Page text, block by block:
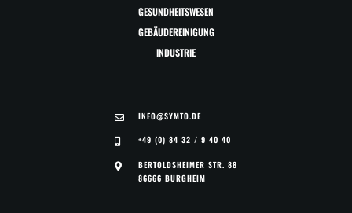
GESUNDHEITSWESEN
GEBÄUDEREINIGUNG
INDUSTRIE
INFO@SYMTO.DE
+49 (0) 84 32 / 9 40 40
BERTOLDSHEIMER STR. 88
86666 BURGHEIM